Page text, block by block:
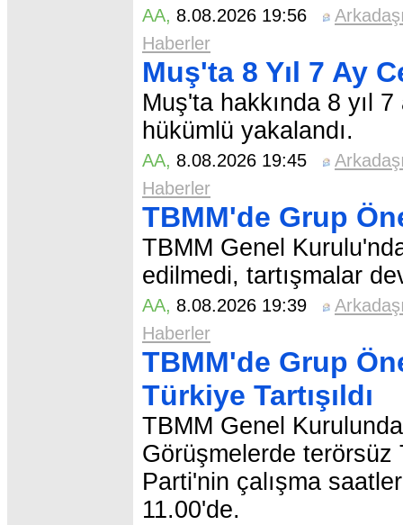
AA, 8.08.2026 19:56
Haberler
Muş'ta 8 Yıl 7 Ay
Muş'ta hakkında 8 yıl
hükümlü yakalandı.
AA, 8.08.2026 19:45
Haberler
TBMM'de Grup
TBMM Genel
edilmedi, tartışmalar
AA, 8.08.2026 19:39
Haberler
TBMM'de Grup
Türkiye Tartışıldı
TBMM Genel
Görüşmelerde terörsüz
Parti'nin çalışma
11.00'de.